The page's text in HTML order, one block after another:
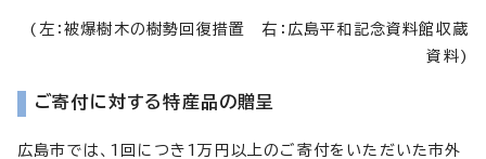
(左：被爆樹木の樹勢回復措置 右：広島平和記念資料館収蔵
資料)
ご寄付に対する特産品の贈呈
広島市では、1回につき1万円以上のご寄付をいただいた市外